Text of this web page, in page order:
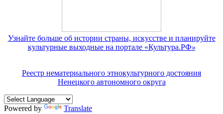
Узнайте больше об истории страны, искусстве и планируйте
культурные выходные на портале «Культура.РФ»
Реестр нематериального этнокультурного достояния
Ненецкого автономного округа
Powered by Translate